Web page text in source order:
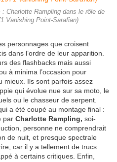
Charlotte Rampling dans le rôle de
Vanishing Point-Sarafian)
que croisent
dans l’ordre de leur apparition.
des flashbacks mais aussi
à minima l’occasion pour
mieux. Ils sont parfois assez
qui évolue nue sur sa moto, le
ou le chasseur de serpent.
a été coupé au montage final :
par Charlotte Rampling, soi-
personne ne comprendrait
de nuit, et presque spectrale
car il y a tellement de trucs
à certains critiques. Enfin,